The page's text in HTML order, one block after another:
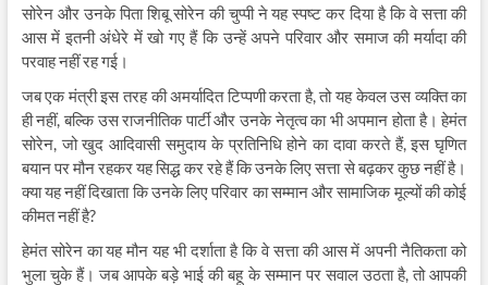
सोरेन और उनके पिता शिबू सोरेन की चुप्पी ने यह स्पष्ट कर दिया है कि वे सत्ता की
आस में इतनी अंधेरे में खो गए हैं कि उन्हें अपने परिवार और समाज की मर्यादा की
परवाह नहीं रह गई।
जब एक मंत्री इस तरह की अमर्यादित टिप्पणी करता है, तो यह केवल उस व्यक्ति का
ही नहीं, बल्कि उस राजनीतिक पार्टी और उनके नेतृत्व का भी अपमान होता है। हेमंत
सोरेन, जो खुद आदिवासी समुदाय के प्रतिनिधि होने का दावा करते हैं, इस घृणित
बयान पर मौन रहकर यह सिद्ध कर रहे हैं कि उनके लिए सत्ता से बढ़कर कुछ नहीं है।
क्या यह नहीं दिखाता कि उनके लिए परिवार का सम्मान और सामाजिक मूल्यों की कोई
कीमत नहीं है?
हेमंत सोरेन का यह मौन यह भी दर्शाता है कि वे सत्ता की आस में अपनी नैतिकता को
भुला चुके हैं। जब आपके बड़े भाई की बहू के सम्मान पर सवाल उठता है, तो आपकी